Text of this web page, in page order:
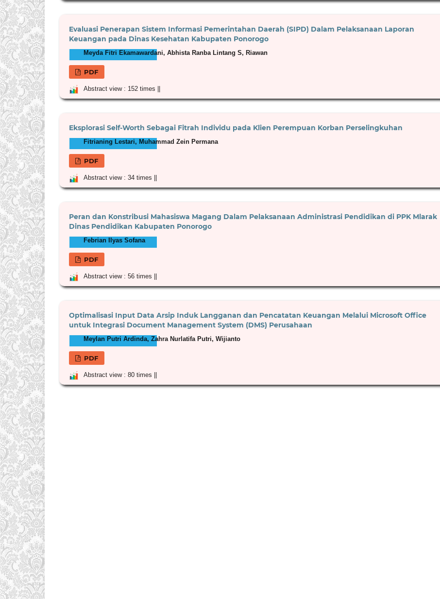
Evaluasi Penerapan Sistem Informasi Pemerintahan Daerah (SIPD) Dalam Pelaksanaan Laporan
Keuangan pada Dinas Kesehatan Kabupaten Ponorogo
Meyda Fitri Ekamawardani, Abhista Ranba Lintang S, Riawan
PDF
Abstract view : 152 times ||
Eksplorasi Self-Worth Sebagai Fitrah Individu pada Klien Perempuan Korban Perselingkuhan
Fitrianing Lestari, Muhammad Zein Permana
PDF
Abstract view : 34 times ||
Peran dan Konstribusi Mahasiswa Magang Dalam Pelaksanaan Administrasi Pendidikan di PPK Mlarak
Dinas Pendidikan Kabupaten Ponorogo
Febrian Ilyas Sofana
PDF
Abstract view : 56 times ||
Optimalisasi Input Data Arsip Induk Langganan dan Pencatatan Keuangan Melalui Microsoft Office
untuk Integrasi Document Management System (DMS) Perusahaan
Meylan Putri Ardinda, Zahra Nurlatifa Putri, Wijianto
PDF
Abstract view : 80 times ||